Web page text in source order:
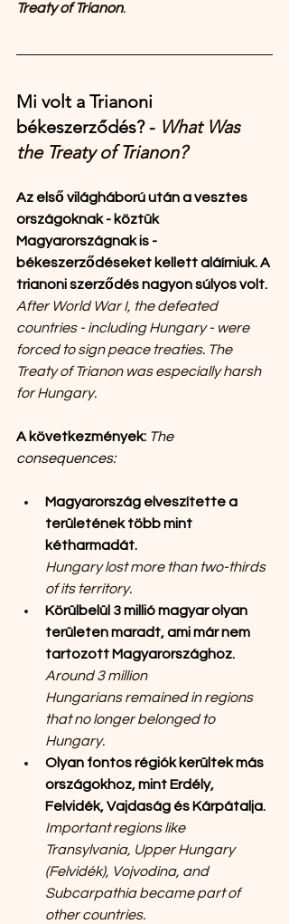
Treaty of Trianon.
Mi volt a Trianoni
békeszerződés? - What Was
the Treaty of Trianon?
Az első világháború után a vesztes
országoknak - köztük
Magyarországnak is -
békeszerződéseket kellett aláírniuk. A
trianoni szerződés nagyon súlyos volt.
After World War I, the defeated
countries - including Hungary - were
forced to sign peace treaties. The
Treaty of Trianon was especially harsh
for Hungary.
A következmények: The
consequences:
Magyarország elveszítette a
területének több mint
kétharmadát.
Hungary lost more than two-thirds
of its territory.
Körülbelül 3 millió magyar olyan
területen maradt, ami már nem
tartozott Magyarországhoz.
Around 3 million
Hungarians remained in regions
that no longer belonged to
Hungary.
Olyan fontos régiók kerültek más
országokhoz, mint Erdély,
Felvidék, Vajdaság és Kárpátalja.
Important regions like
Transylvania, Upper Hungary
(Felvidék), Vojvodina, and
Subcarpathia became part of
other countries.